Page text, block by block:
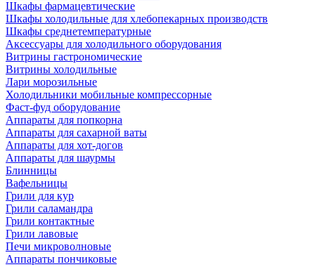
Шкафы фармацевтические
Шкафы холодильные для хлебопекарных производств
Шкафы среднетемпературные
Аксессуары для холодильного оборудования
Витрины гастрономические
Витрины холодильные
Лари морозильные
Холодильники мобильные компрессорные
Фаст-фуд оборудование
Аппараты для попкорна
Аппараты для сахарной ваты
Аппараты для хот-догов
Аппараты для шаурмы
Блинницы
Вафельницы
Грили для кур
Грили саламандра
Грили контактные
Грили лавовые
Печи микроволновые
Аппараты пончиковые